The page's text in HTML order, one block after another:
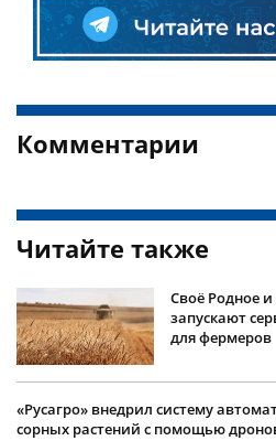
Комментарии
Читайте также
Своё Родное
запускают
для фермеров
«Русагро» внедрил систему
сорных растений с помощью